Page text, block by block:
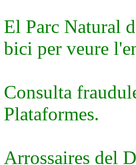
El Parc Natural
bici per veure
Consulta
Plataformes.
Arrossaires del